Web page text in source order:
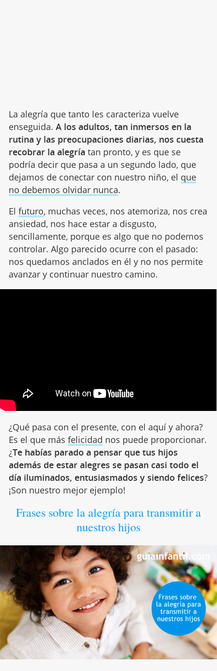
La alegría que tanto les caracteriza vuelve
enseguida. A los adultos, tan inmersos en la
rutina y las preocupaciones diarias, nos cuesta
recobrar la alegría tan pronto, y es que se
podría decir que pasa a un segundo lado, que
dejamos de conectar con nuestro niño, el que
no debemos olvidar nunca.
El futuro, muchas veces, nos atemoriza, nos crea
ansiedad, nos hace estar a disgusto,
sencillamente, porque es algo que no podemos
controlar. Algo parecido ocurre con el pasado:
nos quedamos anclados en él y no nos permite
avanzar y continuar nuestro camino.
¿Qué pasa con el presente, con el aquí y ahora?
Es el que más felicidad nos puede proporcionar.
¿Te habías parado a pensar que tus hijos
además de estar alegres se pasan casi todo el
día iluminados, entusiasmados y siendo felices?
¡Son nuestro mejor ejemplo!
Frases sobre la alegría para transmitir a
nuestros hijos